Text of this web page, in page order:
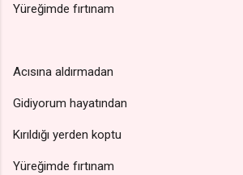
Yüreğimde fırtınam
Acısına aldırmadan
Gidiyorum hayatından
Kırıldığı yerden koptu
Yüreğimde fırtınam